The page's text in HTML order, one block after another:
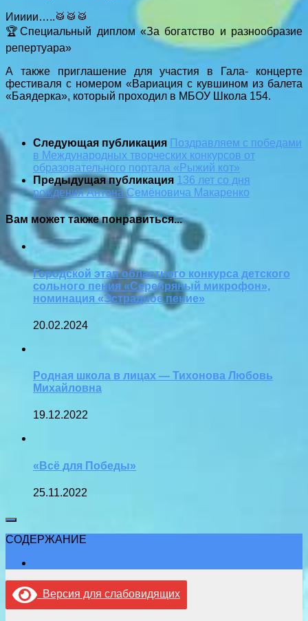
Иииии…..🥁🥁🥁
🏆Специальный диплом «За богатство и разнообразие
репертуара»
А также приглашение для участия в Гала- концерте
фестиваля с номером «Вариация с кувшином из балета
«Баядерка», который проходил в МБОУ Школа 154.
Следующая публикация Поздравляем с победами
в Международных творческих конкурсов от
образовательного портала «Рыжий кот»
Предыдущая публикация 136 лет со дня
рождения Антона Семёновича Макаренко
Вам может также понравиться...
Городской этап областного конкурса детского
сольного пения «Серебряный микрофон»,
номинация «Эстрадное пение»
20.02.2024
Родная школа в лицах — Тихонова Любовь
Михайловна
19.12.2022
«Всë для Победы»
25.11.2022
СОДЕРЖАНИЕ
Версия для слабовидящих